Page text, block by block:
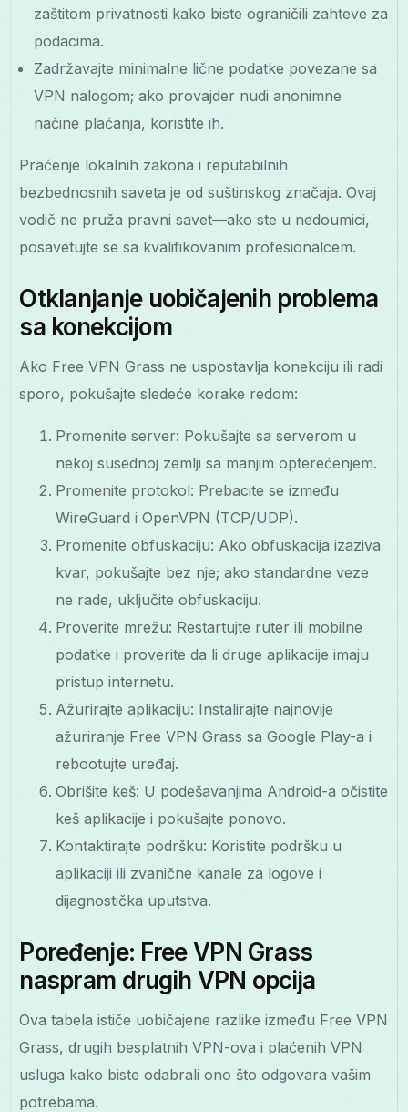
zaštitom privatnosti kako biste ograničili zahteve za
podacima.
Zadržavajte minimalne lične podatke povezane sa
VPN nalogom; ako provajder nudi anonimne
načine plaćanja, koristite ih.
Praćenje lokalnih zakona i reputabilnih
bezbednosnih saveta je od suštinskog značaja. Ovaj
vodič ne pruža pravni savet—ako ste u nedoumici,
posavetujte se sa kvalifikovanim profesionalcem.
Otklanjanje uobičajenih problema
sa konekcijom
Ako Free VPN Grass ne uspostavlja konekciju ili radi
sporo, pokušajte sledeće korake redom:
Promenite server: Pokušajte sa serverom u
nekoj susednoj zemlji sa manjim opterećenjem.
Promenite protokol: Prebacite se između
WireGuard i OpenVPN (TCP/UDP).
Promenite obfuskaciju: Ako obfuskacija izaziva
kvar, pokušajte bez nje; ako standardne veze
ne rade, uključite obfuskaciju.
Proverite mrežu: Restartujte ruter ili mobilne
podatke i proverite da li druge aplikacije imaju
pristup internetu.
Ažurirajte aplikaciju: Instalirajte najnovije
ažuriranje Free VPN Grass sa Google Play-a i
rebootujte uređaj.
Obrišite keš: U podešavanjima Android-a očistite
keš aplikacije i pokušajte ponovo.
Kontaktirajte podršku: Koristite podršku u
aplikaciji ili zvanične kanale za logove i
dijagnostička uputstva.
Poređenje: Free VPN Grass
naspram drugih VPN opcija
Ova tabela ističe uobičajene razlike između Free VPN
Grass, drugih besplatnih VPN-ova i plaćenih VPN
usluga kako biste odabrali ono što odgovara vašim
potrebama.